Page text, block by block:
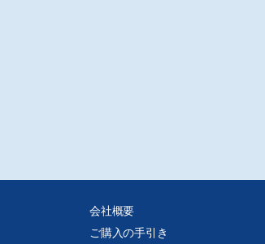
会社概要
ご購入の手引き